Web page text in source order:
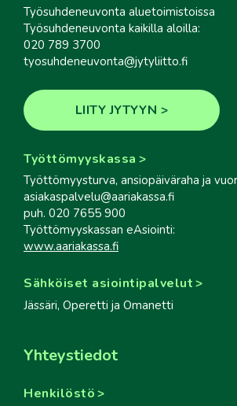
Työsuhdeneuvonta aluetoimistoissa
Työsuhdeneuvonta kaikilla aloilla:
020 789 3700
tyosuhdeneuvonta@jytyliitto.fi
LIITY JYTYYN
Työttömyyskassa
Työttömyysturva, ansiopäiväraha ja
asiakaspalvelu@aariakassa.fi
puh. 020 7655 900
Työttömyyskassan eAsiointi:
www.aariakassa.fi
Sähköiset asiointipalvelut
Jässäri, Operetti ja Omanetti
Yhteystiedot
Henkilöstö